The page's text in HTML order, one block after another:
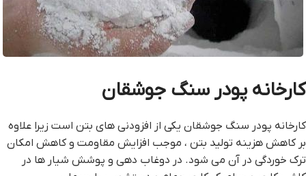
کارخانه پودر سنگ جوشقان
کارخانه پودر سنگ جوشقان یکی از افزودنی های بتن است زیرا علاوه
بر کاهش هزینه تولید بتن ، موجب افزایش مقاومت و کاهش امکان
ترک خوردگی در آن می شود. در دوغاب دهی و پوشش شیار ها در